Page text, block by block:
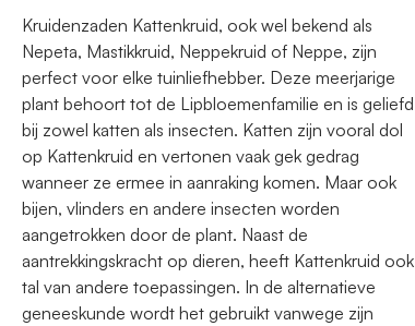
Kruidenzaden Kattenkruid, ook wel bekend als
Nepeta, Mastikkruid, Neppekruid of Neppe, zijn
perfect voor elke tuinliefhebber. Deze meerjarige
plant behoort tot de Lipbloemenfamilie en is geliefd
bij zowel katten als insecten. Katten zijn vooral dol
op Kattenkruid en vertonen vaak gek gedrag
wanneer ze ermee in aanraking komen. Maar ook
bijen, vlinders en andere insecten worden
aangetrokken door de plant. Naast de
aantrekkingskracht op dieren, heeft Kattenkruid ook
tal van andere toepassingen. In de alternatieve
geneeskunde wordt het gebruikt vanwege zijn